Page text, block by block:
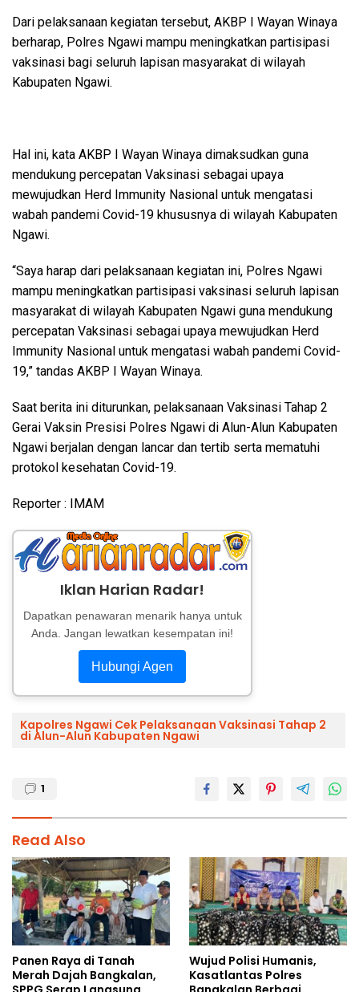
Dari pelaksanaan kegiatan tersebut, AKBP I Wayan Winaya
berharap, Polres Ngawi mampu meningkatkan partisipasi
vaksinasi bagi seluruh lapisan masyarakat di wilayah
Kabupaten Ngawi.
Hal ini, kata AKBP I Wayan Winaya dimaksudkan guna
mendukung percepatan Vaksinasi sebagai upaya
mewujudkan Herd Immunity Nasional untuk mengatasi
wabah pandemi Covid-19 khususnya di wilayah Kabupaten
Ngawi.
“Saya harap dari pelaksanaan kegiatan ini, Polres Ngawi
mampu meningkatkan partisipasi vaksinasi seluruh lapisan
masyarakat di wilayah Kabupaten Ngawi guna mendukung
percepatan Vaksinasi sebagai upaya mewujudkan Herd
Immunity Nasional untuk mengatasi wabah pandemi Covid-
19,” tandas AKBP I Wayan Winaya.
Saat berita ini diturunkan, pelaksanaan Vaksinasi Tahap 2
Gerai Vaksin Presisi Polres Ngawi di Alun-Alun Kabupaten
Ngawi berjalan dengan lancar dan tertib serta mematuhi
protokol kesehatan Covid-19.
Reporter : IMAM
Iklan Harian Radar!
Dapatkan penawaran menarik hanya untuk
Anda. Jangan lewatkan kesempatan ini!
Hubungi Agen
Kapolres Ngawi Cek Pelaksanaan Vaksinasi Tahap 2
di Alun-Alun Kabupaten Ngawi
1
Read Also
Panen Raya di Tanah
Merah Dajah Bangkalan,
Wujud Polisi Humanis,
Kasatlantas Polres